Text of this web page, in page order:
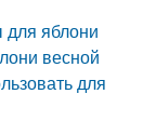
яблони
весной
для